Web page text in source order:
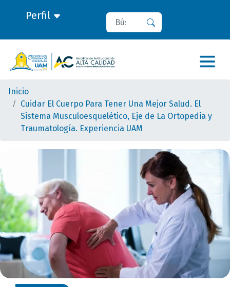
Perfil Buscar
Inicio
Cuidar El Cuerpo Para Tener Una Mejor Salud. El
Sistema Musculoesquelético, Eje de La Ortopedia y
Traumatología. Experiencia UAM